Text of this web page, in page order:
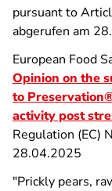
pursuant to
abgerufen am
European Food
Opinion on the
to
activity post
Regulation (EC)
28.04.2025
"Prickly pears,